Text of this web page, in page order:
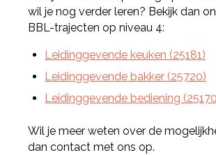
wil je nog verder leren? Bekijk dan
BBL-trajecten op niveau 4:
Leidinggevende keuken (25181)
Leidinggevende bakker (25720)
Leidinggevende bediening
Wil je meer weten over de
dan contact met ons op.